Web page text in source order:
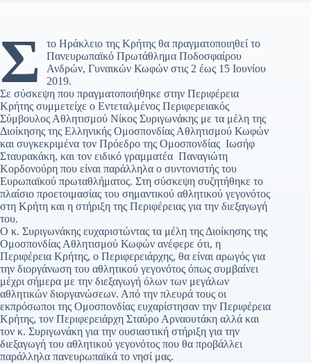
Σ
το Ηράκλειο της Κρήτης θα πραγματοποιηθεί το
Πανευρωπαϊκό Πρωτάθλημα Ποδοσφαίρου
Ανδρών, Γυναικών Κωφών στις 2 έως 15 Ιουνίου
2019.
Σε σύσκεψη που πραγματοποιήθηκε στην Περιφέρεια
Κρήτης συμμετείχε ο Εντεταλμένος Περιφερειακός
Σύμβουλος Αθλητισμού Νίκος Συριγωνάκης με τα μέλη της
Διοίκησης της Ελληνικής Ομοσπονδίας Αθλητισμού Κωφών
και συγκεκριμένα τον Πρόεδρο της Ομοσπονδίας Ιωσήφ
Σταυρακάκη, και τον ειδικό γραμματέα Παναγιώτη
Κορδονούρη που είναι παράλληλα ο συντονιστής του
Ευρωπαϊκού πρωταθλήματος. Στη σύσκεψη συζητήθηκε το
πλαίσιο προετοιμασίας του σημαντικού αθλητικού γεγονότος
στη Κρήτη και η στήριξη της Περιφέρειας για την διεξαγωγή
του.
Ο κ. Συριγωνάκης ευχαριστώντας τα μέλη της Διοίκησης της
Ομοσπονδίας Αθλητισμού Κωφών ανέφερε ότι, η
Περιφέρεια Κρήτης, ο Περιφερειάρχης, θα είναι αρωγός για
την διοργάνωση του αθλητικού γεγονότος όπως συμβαίνει
μέχρι σήμερα με την διεξαγωγή όλων των μεγάλων
αθλητικών διοργανώσεων. Από την πλευρά τους οι
εκπρόσωποι της Ομοσπονδίας ευχαρίστησαν την Περιφέρεια
Κρήτης, τον Περιφερειάρχη Σταύρο Αρναουτάκη αλλά και
τον κ. Συριγωνάκη για την ουσιαστική στήριξη για την
διεξαγωγή του αθλητικού γεγονότος που θα προβάλλει
παράλληλα πανευρωπαϊκά το νησί μας.